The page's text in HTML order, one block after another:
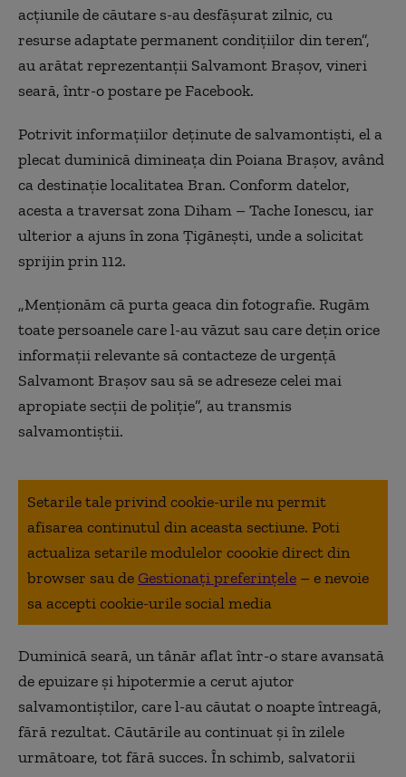
acţiunile de căutare s-au desfăşurat zilnic, cu
resurse adaptate permanent condiţiilor din teren”,
au arătat reprezentanţii Salvamont Braşov, vineri
seară, într-o postare pe Facebook.
Potrivit informaţiilor deţinute de salvamontişti, el a
plecat duminică dimineaţa din Poiana Braşov, având
ca destinaţie localitatea Bran. Conform datelor,
acesta a traversat zona Diham – Tache Ionescu, iar
ulterior a ajuns în zona Ţigăneşti, unde a solicitat
sprijin prin 112.
„Menţionăm că purta geaca din fotografie. Rugăm
toate persoanele care l-au văzut sau care deţin orice
informaţii relevante să contacteze de urgenţă
Salvamont Braşov sau să se adreseze celei mai
apropiate secţii de poliţie”, au transmis
salvamontiştii.
Setarile tale privind cookie-urile nu permit
afisarea continutul din aceasta sectiune. Poti
actualiza setarile modulelor coookie direct din
browser sau deGestionați preferințele – e nevoie
sa accepti cookie-urile social media
Duminică seară, un tânăr aflat într-o stare avansată
de epuizare şi hipotermie a cerut ajutor
salvamontiştilor, care l-au căutat o noapte întreagă,
fără rezultat. Căutările au continuat şi în zilele
următoare, tot fără succes. În schimb, salvatorii